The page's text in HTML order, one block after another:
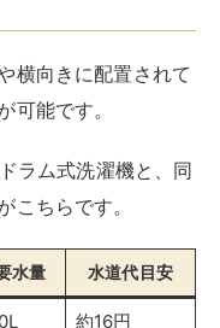
見通せば、ドラム式
製品が多く、多機能